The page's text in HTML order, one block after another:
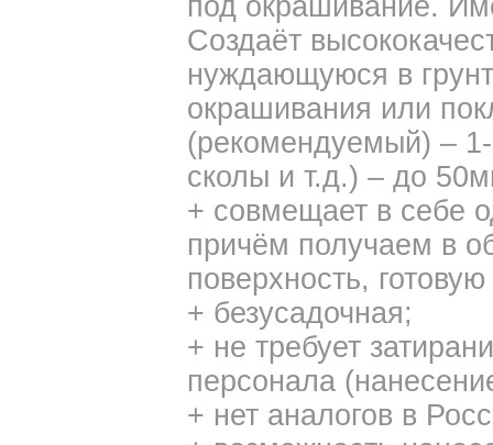
под окрашивание.
Создаёт
нуждающуюся в
окрашивания или
(рекомендуемый) –
сколы и т.д.) – до
+ совмещает в себе
причём получаем в
поверхность,
+ безусадочная;
+ не требует
персонала
+ нет аналогов в